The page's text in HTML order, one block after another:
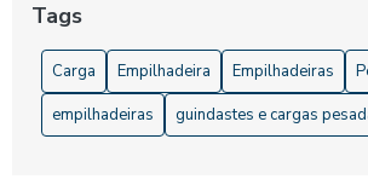
Acessórios para Empilhadeira: Melhore a
Segurança do Seu Equipamento
Acessórios para Empilhadeira: Melhore
Tags
Carga Empilhadeira Empilhadeiras
empilhadeiras
guindastes e cargas